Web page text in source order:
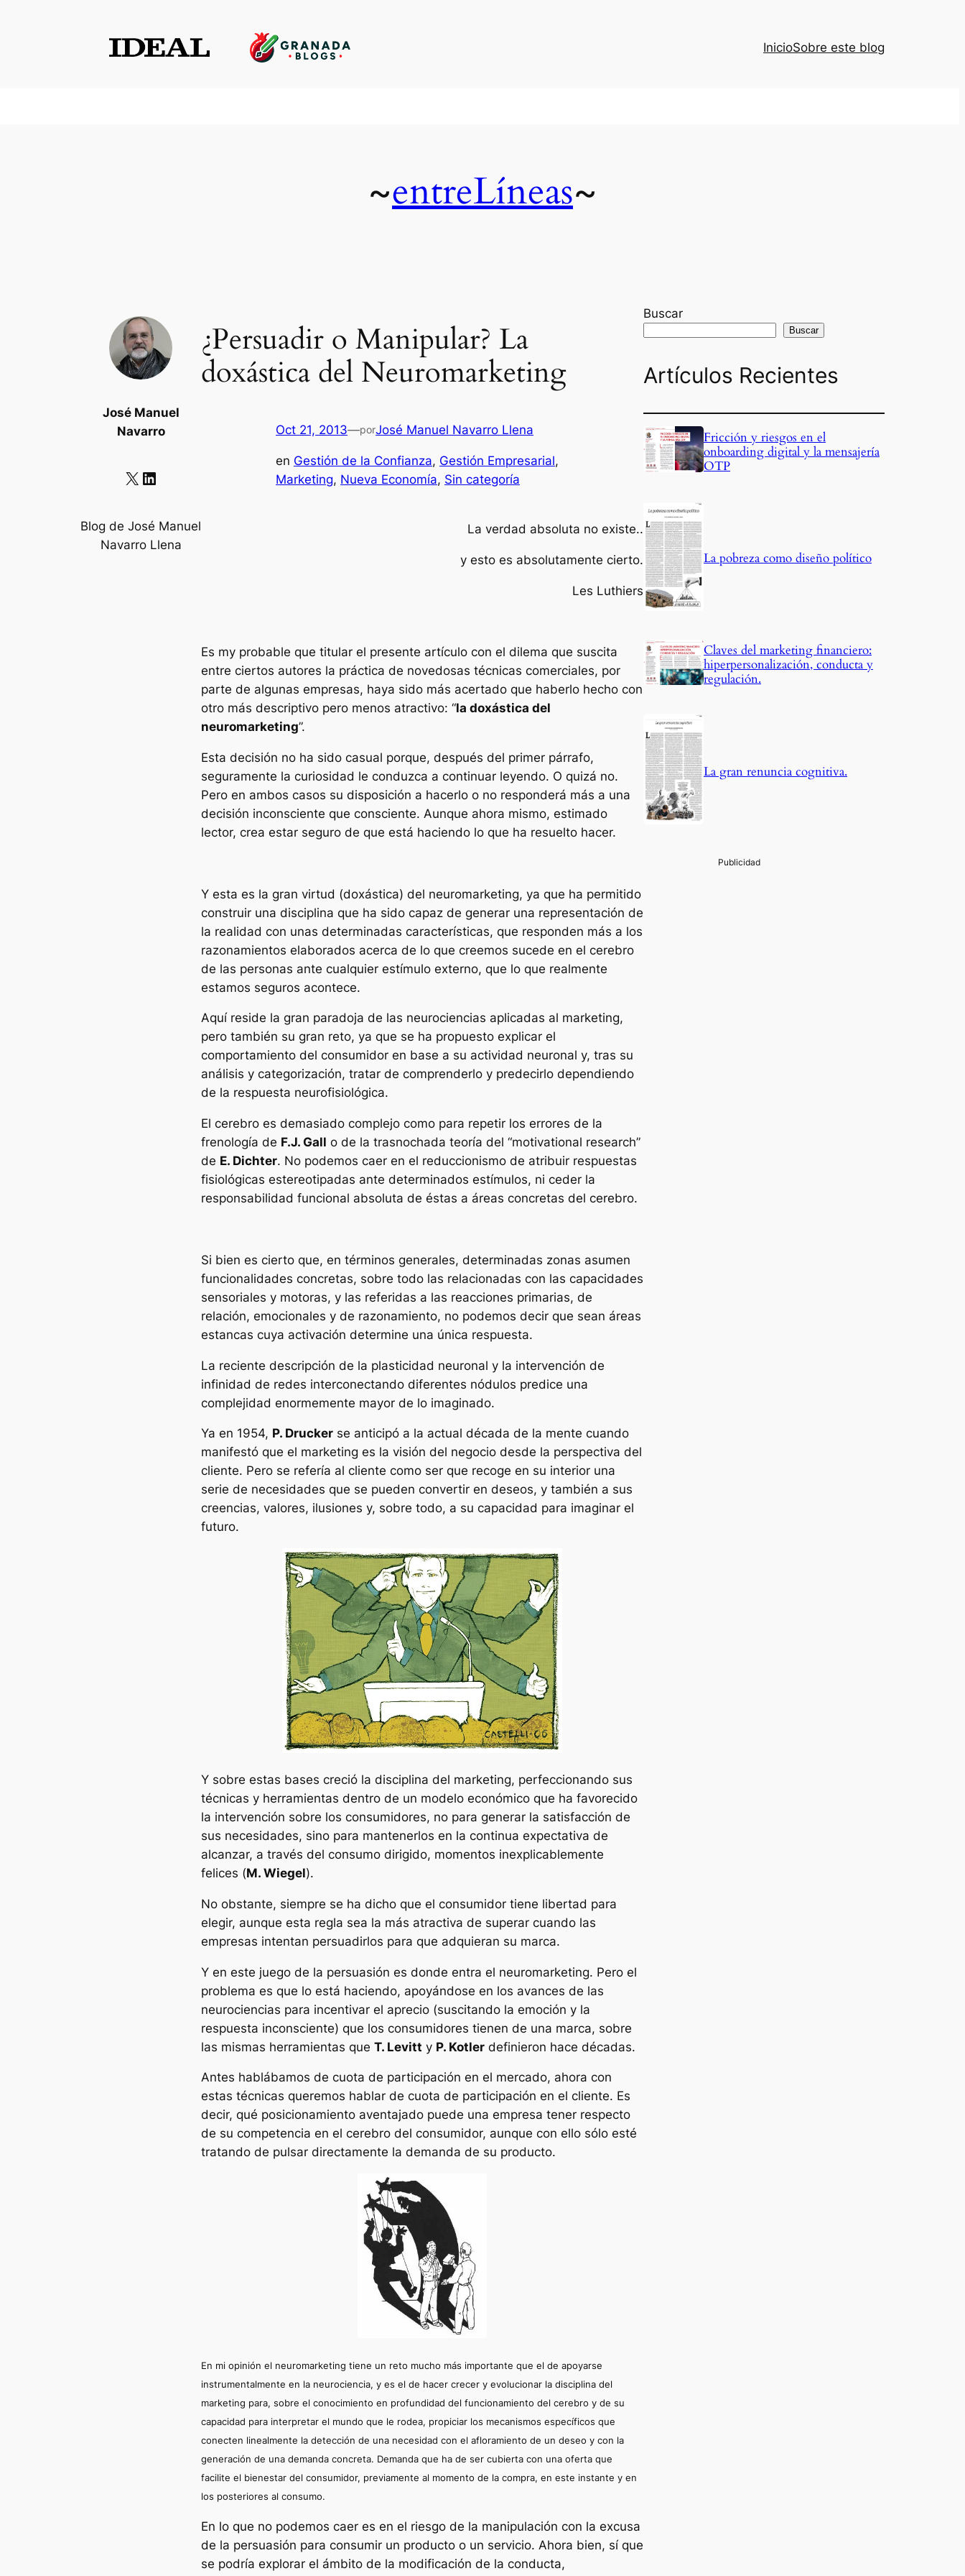
InicioSobre este blog
~entreLíneas~
José Manuel
Navarro
X LinkedIn
Blog de José Manuel
Navarro Llena
¿Persuadir o Manipular? La
doxástica del Neuromarketing
Oct 21, 2013—porJosé Manuel Navarro Llena
en Gestión de la Confianza, Gestión Empresarial
Marketing, Nueva Economía, Sin categoría
La verdad absoluta no existe..
y esto es absolutamente cierto.
Les Luthiers
Es my probable que titular el presente artículo con el dilema que suscita
entre ciertos autores la práctica de novedosas técnicas comerciales, por
parte de algunas empresas, haya sido más acertado que haberlo hecho con
otro más descriptivo pero menos atractivo: “la doxástica del
neuromarketing”.
Esta decisión no ha sido casual porque, después del primer párrafo,
seguramente la curiosidad le conduzca a continuar leyendo. O quizá no.
Pero en ambos casos su disposición a hacerlo o no responderá más a una
decisión inconsciente que consciente. Aunque ahora mismo, estimado
lector, crea estar seguro de que está haciendo lo que ha resuelto hacer.
Y esta es la gran virtud (doxástica) del neuromarketing, ya que ha permitido
construir una disciplina que ha sido capaz de generar una representación de
la realidad con unas determinadas características, que responden más a los
razonamientos elaborados acerca de lo que creemos sucede en el cerebro
de las personas ante cualquier estímulo externo, que lo que realmente
estamos seguros acontece.
Aquí reside la gran paradoja de las neurociencias aplicadas al marketing,
pero también su gran reto, ya que se ha propuesto explicar el
comportamiento del consumidor en base a su actividad neuronal y, tras su
análisis y categorización, tratar de comprenderlo y predecirlo dependiendo
de la respuesta neurofisiológica.
El cerebro es demasiado complejo como para repetir los errores de la
frenología de F.J. Gall o de la trasnochada teoría del “motivational research”
de E. Dichter. No podemos caer en el reduccionismo de atribuir respuestas
fisiológicas estereotipadas ante determinados estímulos, ni ceder la
responsabilidad funcional absoluta de éstas a áreas concretas del cerebro.
Si bien es cierto que, en términos generales, determinadas zonas asumen
funcionalidades concretas, sobre todo las relacionadas con las capacidades
sensoriales y motoras, y las referidas a las reacciones primarias, de
relación, emocionales y de razonamiento, no podemos decir que sean áreas
estancas cuya activación determine una única respuesta.
La reciente descripción de la plasticidad neuronal y la intervención de
infinidad de redes interconectando diferentes nódulos predice una
complejidad enormemente mayor de lo imaginado.
Ya en 1954, P. Drucker se anticipó a la actual década de la mente cuando
manifestó que el marketing es la visión del negocio desde la perspectiva del
cliente. Pero se refería al cliente como ser que recoge en su interior una
serie de necesidades que se pueden convertir en deseos, y también a sus
creencias, valores, ilusiones y, sobre todo, a su capacidad para imaginar el
futuro.
Y sobre estas bases creció la disciplina del marketing, perfeccionando sus
técnicas y herramientas dentro de un modelo económico que ha favorecido
la intervención sobre los consumidores, no para generar la satisfacción de
sus necesidades, sino para mantenerlos en la continua expectativa de
alcanzar, a través del consumo dirigido, momentos inexplicablemente
felices (M. Wiegel).
No obstante, siempre se ha dicho que el consumidor tiene libertad para
elegir, aunque esta regla sea la más atractiva de superar cuando las
empresas intentan persuadirlos para que adquieran su marca.
Y en este juego de la persuasión es donde entra el neuromarketing. Pero el
problema es que lo está haciendo, apoyándose en los avances de las
neurociencias para incentivar el aprecio (suscitando la emoción y la
respuesta inconsciente) que los consumidores tienen de una marca, sobre
las mismas herramientas que T. Levitt y P. Kotler definieron hace décadas.
Antes hablábamos de cuota de participación en el mercado, ahora con
estas técnicas queremos hablar de cuota de participación en el cliente. Es
decir, qué posicionamiento aventajado puede una empresa tener respecto
de su competencia en el cerebro del consumidor, aunque con ello sólo esté
tratando de pulsar directamente la demanda de su producto.
En mi opinión el neuromarketing tiene un reto mucho más importante que el de apoyarse
instrumentalmente en la neurociencia, y es el de hacer crecer y evolucionar la disciplina del
marketing para, sobre el conocimiento en profundidad del funcionamiento del cerebro y de su
capacidad para interpretar el mundo que le rodea, propiciar los mecanismos específicos que
conecten linealmente la detección de una necesidad con el afloramiento de un deseo y con la
generación de una demanda concreta. Demanda que ha de ser cubierta con una oferta que
facilite el bienestar del consumidor, previamente al momento de la compra, en este instante y en
los posteriores al consumo.
En lo que no podemos caer es en el riesgo de la manipulación con la excusa
de la persuasión para consumir un producto o un servicio. Ahora bien, sí que
se podría explorar el ámbito de la modificación de la conducta,
Buscar
Buscar
Artículos Recientes
Fricción y riesgos en el
onboarding digital y la mensajería
OTP
La pobreza como diseño político
Claves del marketing financiero:
hiperpersonalización, conducta y
regulación.
La gran renuncia cognitiva.